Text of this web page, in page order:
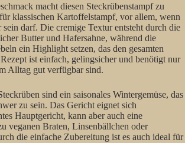
macht diesen Steckrübenstampf zu
klassischen Kartoffelstampf, vor allem, wenn
sein darf. Die cremige Textur entsteht durch die
Butter und Hafersahne, während die
ein Highlight setzen, das den gesamten
ist einfach, gelingsicher und benötigt nur
Alltag gut verfügbar sind.
sind ein saisonales Wintergemüse, das
zu sein. Das Gericht eignet sich
Hauptgericht, kann aber auch eine
veganen Braten, Linsenbällchen oder
die einfache Zubereitung ist es auch ideal für